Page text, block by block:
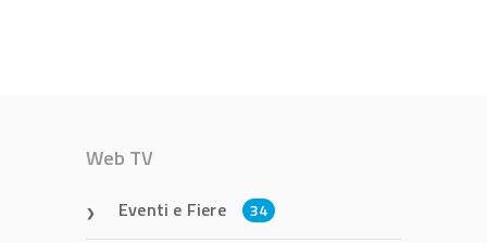
Web TV
Eventi e Fiere 34